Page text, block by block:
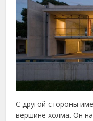
С другой стороны
вершине холма. Он